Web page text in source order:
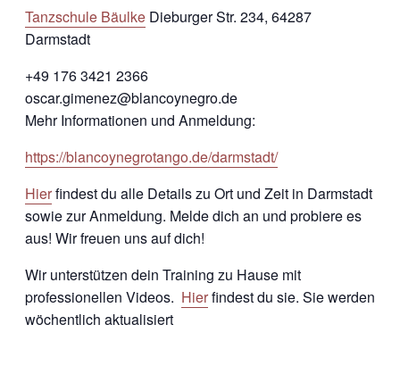
Tanzschule Bäulke Dieburger Str. 234, 64287
Darmstadt
+49 176 3421 2366
oscar.gimenez@blancoynegro.de
Mehr Informationen und Anmeldung:
https://blancoynegrotango.de/darmstadt/
Hierfindest du alle Details zu Ort und Zeit in Darmstadt
sowie zur Anmeldung. Melde dich an und probiere es
aus! Wir freuen uns auf dich!
Wir unterstützen dein Training zu Hause mit
professionellen Videos. Hierfindest du sie. Sie werden
wöchentlich aktualisiert